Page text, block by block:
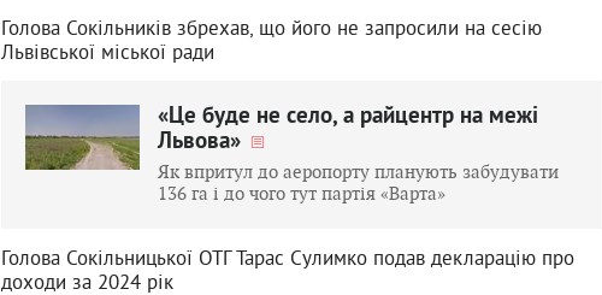
Голова Сокільників збрехав, що його не запросили на сесію
Львівської міської ради
«Це буде не село, а райцентр на межі
Львова»
Як впритул до аеропорту планують забудувати
136 га і до чого тут партія «Варта»
Голова Сокільницької ОТГ Тарас Сулимко подав декларацію про
доходи за 2024 рік